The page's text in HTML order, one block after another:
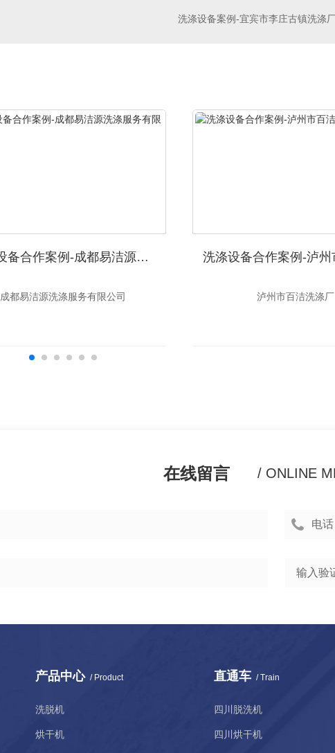
洗涤设备案例-宜宾市李庄古镇洗涤
洗涤设备合作案例-成都易洁源洗涤服务有限公司
成都易洁源洗涤服务有限公司 泸州市百洁洗涤厂
在线留言 / ONLINE
产品中心 / Product
洗脱机
烘干机
直通车 / Train
四川脱洗机
四川烘干机